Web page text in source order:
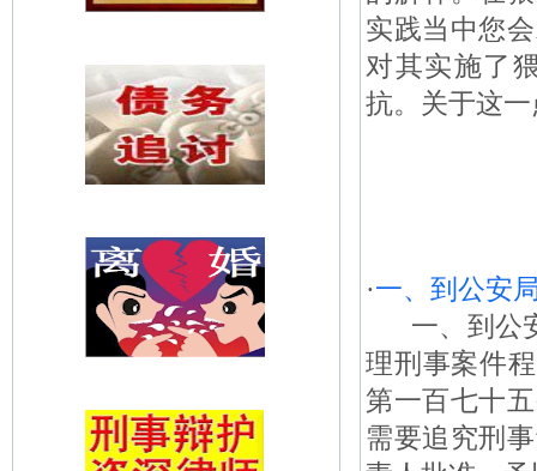
实践当中您
对其实施了
抗。关于这
·一、到公安
一、到公安
理刑事案件
第一百七十
需要追究刑